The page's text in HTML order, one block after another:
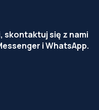
skontaktuj się z nami
i WhatsApp.